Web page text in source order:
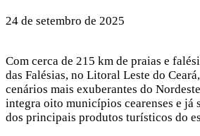
24 de setembro de 2025
Com cerca de 215 km de praias e
das Falésias, no Litoral Leste do
cenários mais exuberantes do
integra oito municípios cearenses e já
dos principais produtos turísticos do